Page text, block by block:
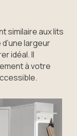
similaire aux lits
largeur
idéal. Il
à votre